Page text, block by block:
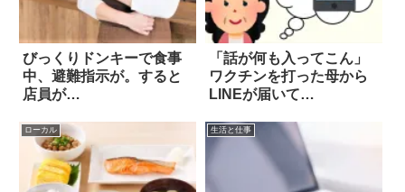
びっくりドンキーで食事
中、避難指示が。すると
店員が…
「話が何も入ってこん」
ワクチンを打った母から
LINEが届いて…
ローカル 生活と仕事